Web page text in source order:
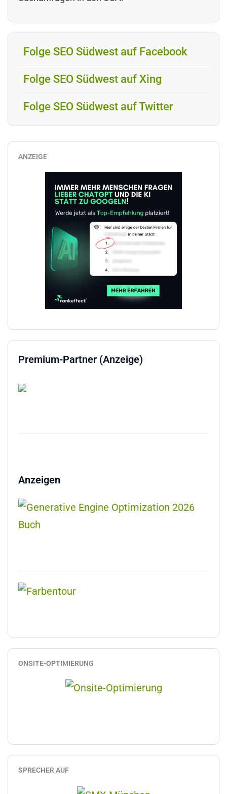
Folge SEO Südwest auf Facebook
Folge SEO Südwest auf Xing
Folge SEO Südwest auf Twitter
ANZEIGE
Premium-Partner (Anzeige)
Anzeigen
ONSITE-OPTIMIERUNG
SPRECHER AUF